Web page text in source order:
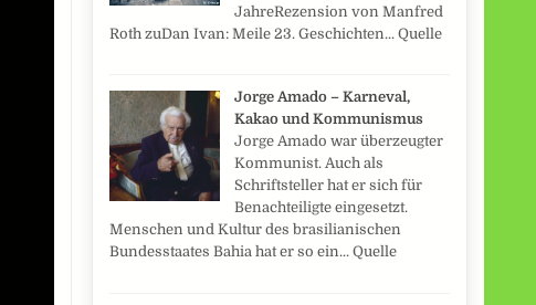
JahreRezension von Manfred
Roth zuDan Ivan: Meile 23. Geschichten... Quelle
Jorge Amado – Karneval,
Kakao und Kommunismus
Jorge Amado war überzeugter
Kommunist. Auch als
Schriftsteller hat er sich für
Benachteiligte eingesetzt.
Menschen und Kultur des brasilianischen
Bundesstaates Bahia hat er so ein... Quelle